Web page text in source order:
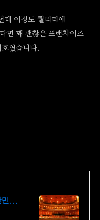
데 이정도 퀄리티에
면 꽤 괜찮은 프랜차이즈
였습니다.
국